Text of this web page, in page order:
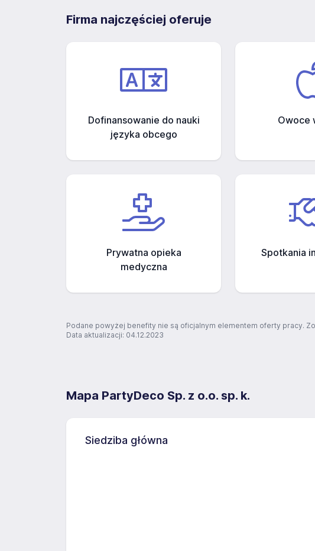
Firma najczęściej oferuje
Dofinansowanie do nauki
języka obcego
Owoce
Prywatna opieka
medyczna
Spotkania
Podane powyżej benefity nie są oficjalnym elementem oferty pracy.
Data aktualizacji: 04.12.2023
Mapa PartyDeco Sp. z o.o. sp. k.
Siedziba główna